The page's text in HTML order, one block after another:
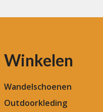
Winkelen
Wandelschoenen
Outdoorkleding